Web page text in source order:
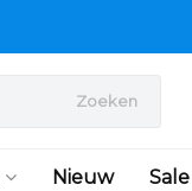
Zoeken
Nieuw Sale